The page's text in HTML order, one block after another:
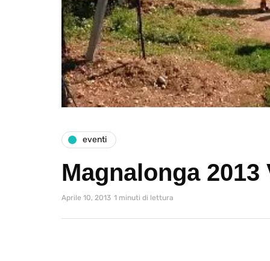
eventi
Magnalonga
Aprile 10, 2013 1 minuti di lettura